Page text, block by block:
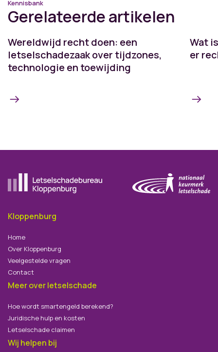
Gerelateerde artikelen
Kennisbank
Wereldwijd recht doen: een
letselschadezaak over tijdzones,
technologie en toewijding
Wat
er
Kloppenburg
Home
Over Kloppenburg
Veelgestelde vragen
Contact
Meer over letselschade
Hoe wordt smartengeld berekend?
Juridische hulp en kosten
Letselschade claimen
Wij helpen bij